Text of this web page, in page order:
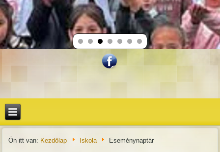
Ön itt van: Kezdőlap Iskola Eseménynaptár